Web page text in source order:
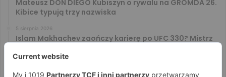
Mateusz DON DIEGO Kubiszyn o rywalu na GROMDA 26.
Kibice typują trzy nazwiska
5 sierpnia 2026
Islam Makhachev zaończy karierę po UFC 330? Mistrz
Tańcula nie gryzł się w język. Wymowna sugestia o